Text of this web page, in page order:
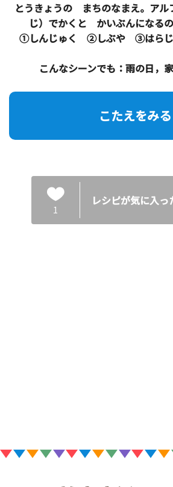
とうきょうの まちのなまえ。アル
じ）でかくと かいぶんになる
①しんじゅく ②しぶや ③はら
こんなシーンでも：雨の日，
こたえをみる
1
レシピが気に入っ